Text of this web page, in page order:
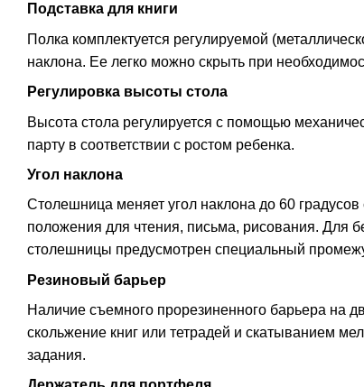
Подставка для книги
Полка комплектуется регулируемой
наклона. Ее легко можно скрыть при
Регулировка высоты стола
Высота стола регулируется с помощью
парту в соответствии с ростом ребенка.
Угол наклона
Столешница меняет угол наклона до 60
положения для чтения, письма, рисования. Для
столешницы предусмотрен специальный
Резиновый барьер
Наличие съемного прорезиненного барьера на
скольжение книг или тетрадей и скатыванием
задания.